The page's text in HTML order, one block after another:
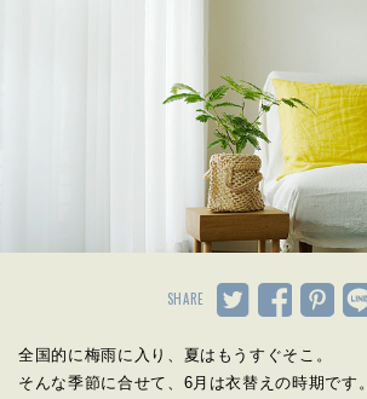
SHARE
全国的に梅雨に入り、夏はもうすぐそこ。
そんな季節に合せて、6月は衣替えの時期です。